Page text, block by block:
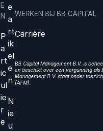
E
N
P
a
rt
ic
ul
ie
r
e
e
a
rt
ik
el
e
n
N
ie
u
WERKEN BIJ BB CAPITAL
Carrière
BB Capital Management B.V. is
en beschikt over een vergunning als
Management B.V. staat onder
(AFM).